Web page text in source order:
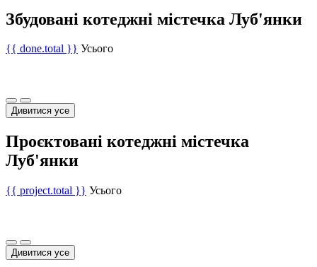
Збудовані котеджні містечка Луб'янки
{{ done.total }} Усього
Дивитися усе
Проєктовані котеджні містечка
Луб'янки
{{ project.total }} Усього
Дивитися усе